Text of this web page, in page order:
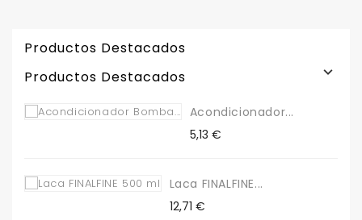
Productos Destacados
Productos Destacados

Acondicionador...
Precio
5,13 €
Laca FINALFINE...
Precio
12,71 €